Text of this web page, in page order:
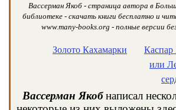
Вассерман Якоб - страница автора в
библиотеке - скачать книги бесплатно и
www.many-books.org - полные версии
Золото Кахамарки
Каспар
или
Вассерман Якобнаписал